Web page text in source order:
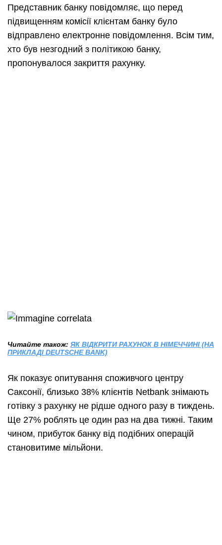
Представник банку повідомляє, що перед
підвищенням комісії клієнтам банку було
відправлено електронне повідомлення. Всім тим,
хто був незгодний з політикою банку,
пропонувалося закриття рахунку.
Читайте також: ЯК ВІДКРИТИ РАХУНОК В НІМЕЧЧИНІ (НА
ПРИКЛАДІ DEUTSCHE BANK)
Як показує опитування споживчого центру
Саксонії, близько 38% клієнтів Netbank знімають
готівку з рахунку не рідше одного разу в тиждень.
Ще 27% роблять це один раз на два тижні. Таким
чином, прибуток банку від подібних операцій
становитиме мільйони.